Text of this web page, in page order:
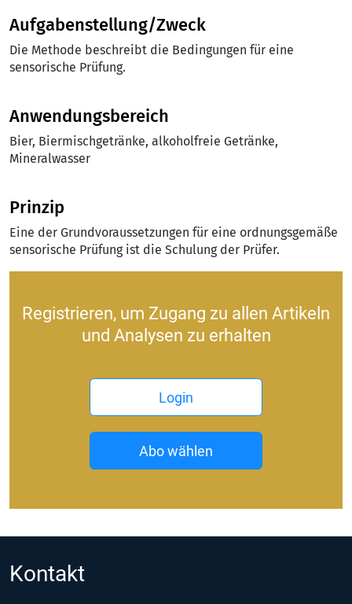
Aufgabenstellung/Zweck
Die Methode beschreibt die Bedingungen für eine
sensorische Prüfung.
Anwendungsbereich
Bier, Biermischgetränke, alkoholfreie Getränke,
Mineralwasser
Prinzip
Eine der Grundvoraussetzungen für eine ordnungsgemäße
sensorische Prüfung ist die Schulung der Prüfer.
Registrieren, um Zugang zu allen Artikeln
und Analysen zu erhalten
Login
Abo wählen
Kontakt